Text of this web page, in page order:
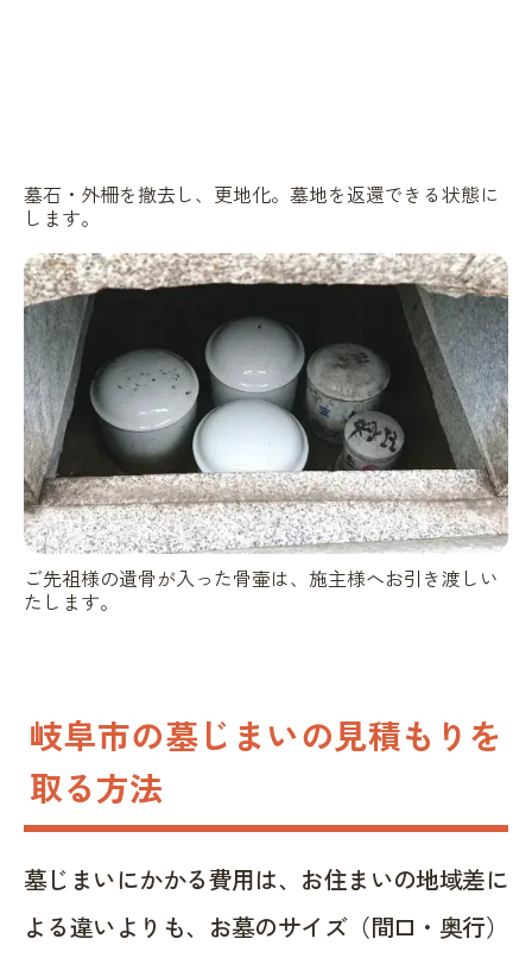
墓石・外柵を撤去し、更地化。墓地を返還できる状態に
します。
ご先祖様の遺骨が入った骨壷は、施主様へお引き渡しい
たします。
岐阜市の墓じまいの見積もりを
取る方法
墓じまいにかかる費用は、お住まいの地域差に
よる違いよりも、お墓のサイズ（間口・奥行）